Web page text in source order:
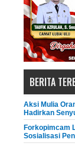
BERITA
Aksi Mulia
Hadirkan
Forkopimcam
Sosialisasi